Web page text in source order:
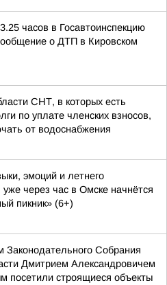
часов в Госавтоинспекцию
о ДТП в Кировском
СНТ, в которых есть
по уплате членских взносов,
от водоснабжения
эмоций и летнего
уже через час в Омске начнётся
пикник» (6+)
Законодательного Собрания
Дмитрием Александровичем
посетили строящиеся объекты